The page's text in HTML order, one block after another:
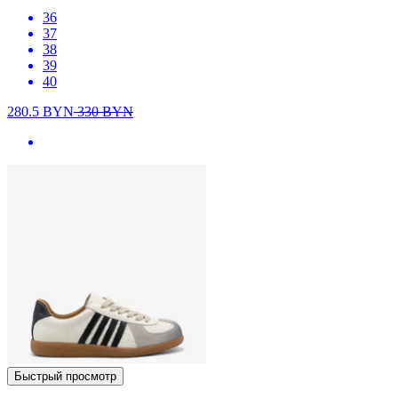
36
37
38
39
40
280.5 BYN330BYN
Быстрый просмотр